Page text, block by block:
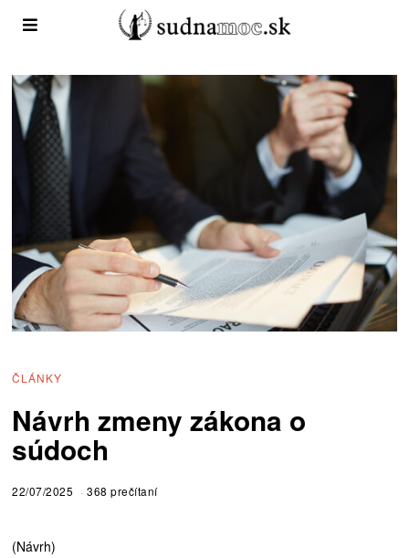
ČLÁNKY
Návrh zmeny zákona o
súdoch
22/07/2025 368 prečítaní
(Návrh)